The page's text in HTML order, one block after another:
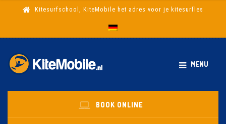
Kitesurfschool, KiteMobile het adres voor je kitesurfles
MENU
BOOK ONLINE